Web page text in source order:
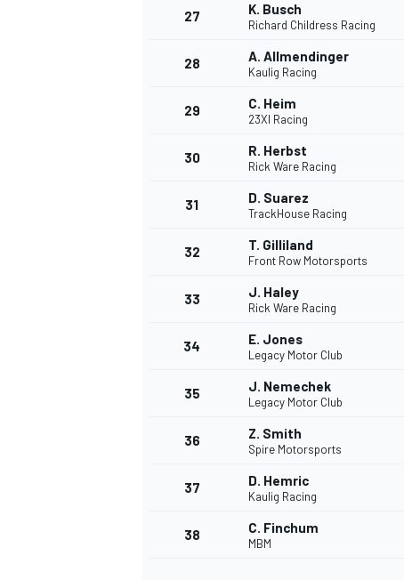
27 K. Busch
Richard Childress Racing
28 A. Allmendinger
Kaulig Racing
29 C. Heim
23XI Racing
30 R. Herbst
Rick Ware Racing
31 D. Suarez
TrackHouse Racing
32 T. Gilliland
Front Row Motorsports
33 J. Haley
Rick Ware Racing
34 E. Jones
Legacy Motor Club
35 J. Nemechek
Legacy Motor Club
36 Z. Smith
Spire Motorsports
37 D. Hemric
Kaulig Racing
38 C. Finchum
MBM